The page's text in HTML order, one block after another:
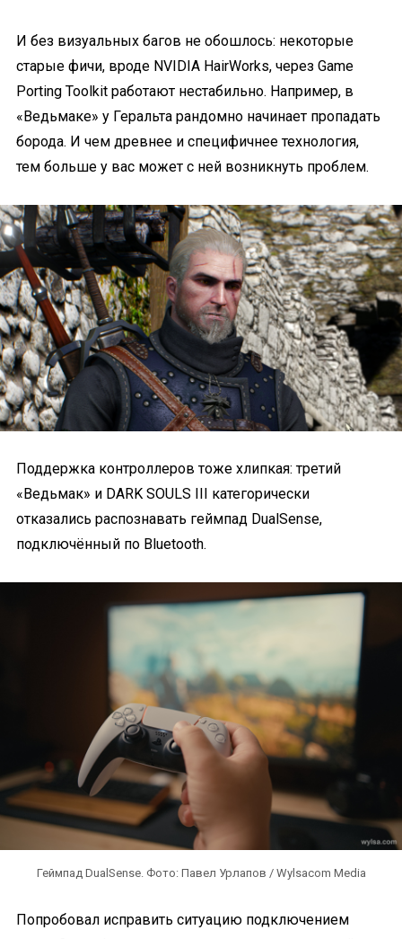
И без визуальных багов не обошлось: некоторые
старые фичи, вроде NVIDIA HairWorks, через Game
Porting Toolkit работают нестабильно. Например, в
«Ведьмаке» у Геральта рандомно начинает пропадать
борода. И чем древнее и специфичнее технология,
тем больше у вас может с ней возникнуть проблем.
Поддержка контроллеров тоже хлипкая: третий
«Ведьмак» и DARK SOULS III категорически
отказались распознавать геймпад DualSense,
подключённый по Bluetooth.
Геймпад DualSense. Фото: Павел Урлапов / Wylsacom Media
Попробовал исправить ситуацию подключением